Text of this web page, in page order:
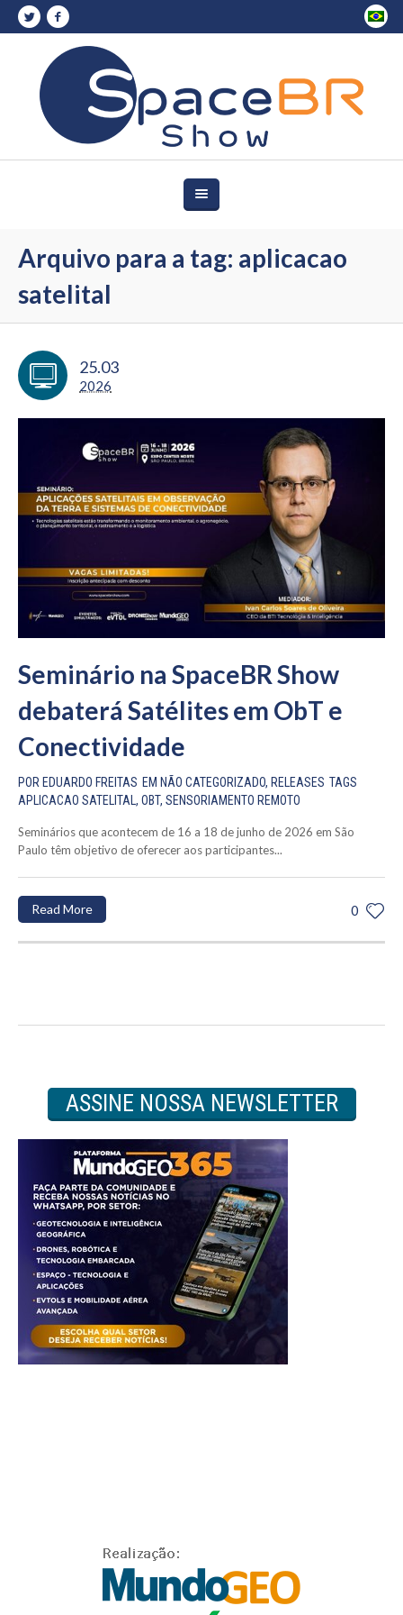
Arquivo para a tag: aplicacao
satelital
25.03
2026
Seminário na SpaceBR Show
debaterá Satélites em ObT e
Conectividade
POR EDUARDO FREITAS EM NÃO CATEGORIZADO, RELEASES TAGS
APLICACAO SATELITAL, OBT, SENSORIAMENTO REMOTO
Seminários que acontecem de 16 a 18 de junho de 2026 em São
Paulo têm objetivo de oferecer aos participantes...
0
Read More
ASSINE NOSSA NEWSLETTER